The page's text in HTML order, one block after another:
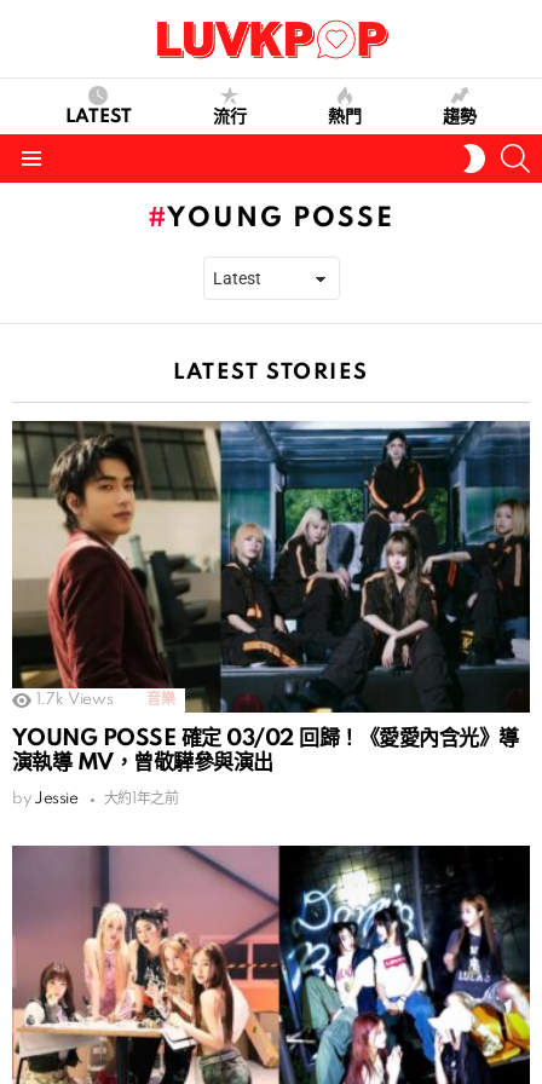
LATEST 流行 熱門 趨勢
SKIN
YOUNG POSSE
LATEST STORIES
1.7k Views 音樂
YOUNG POSSE 確定 03/02 回歸！《愛愛內含光》導
演執導 MV，曾敬驊參與演出
by Jessie 大約1年之前